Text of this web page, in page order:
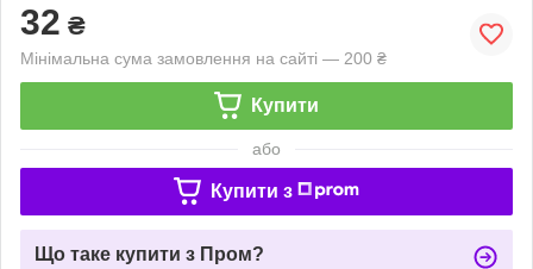
32 ₴
Мінімальна сума замовлення на сайті — 200 ₴
Купити
або
Купити з
Що таке купити з Пром?